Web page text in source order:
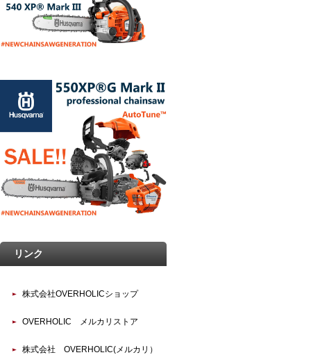
リンク
株式会社OVERHOLICショップ
OVERHOLIC メルカリストア
株式会社 OVERHOLIC(メルカリ）